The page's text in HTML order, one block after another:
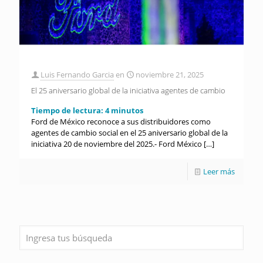
Luis Fernando Garcia en
noviembre 21, 2025
El 25 aniversario global de la iniciativa agentes de cambio
Tiempo de lectura: 4 minutos
Ford de México reconoce a sus distribuidores como
agentes de cambio social en el 25 aniversario global de la
iniciativa 20 de noviembre del 2025.- Ford México […]
Leer más